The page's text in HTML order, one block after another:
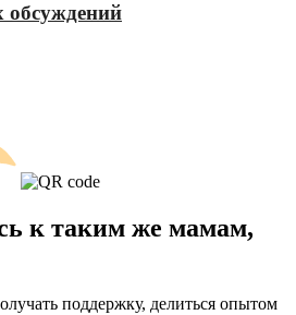
к таким же мамам,
поддержку, делиться опытом